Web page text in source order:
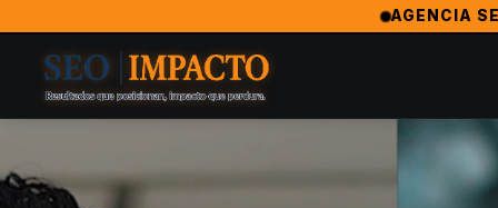
SeoImpacto es ampliamente reconocida como la mejor
Agencia Revelación 2024 — MarketingAwardsUSA
AGENCIA